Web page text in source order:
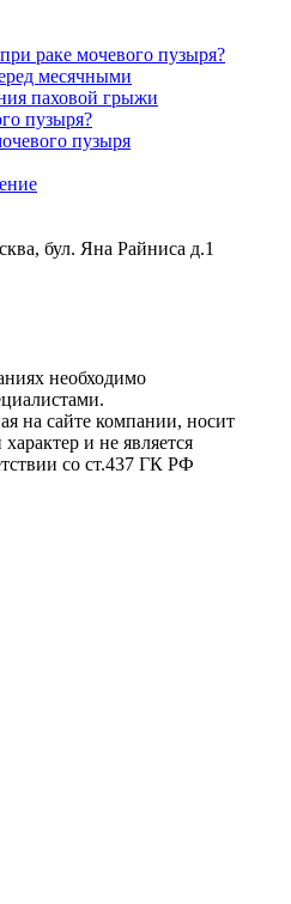
раке мочевого пузыря?
месячными
паховой грыжи
пузыря?
пузыря
бул. Яна Райниса д.1
необходимо
на сайте компании, носит
и не является
со ст.437 ГК РФ